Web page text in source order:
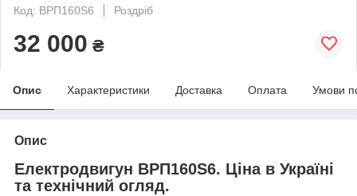
Код: ВРП160S6
Роздріб
32 000 ₴
Опис Характеристики Доставка Оплата Умови
Опис
Електродвигун ВРП160Ѕ6. Ціна в Україні
та технічний огляд.